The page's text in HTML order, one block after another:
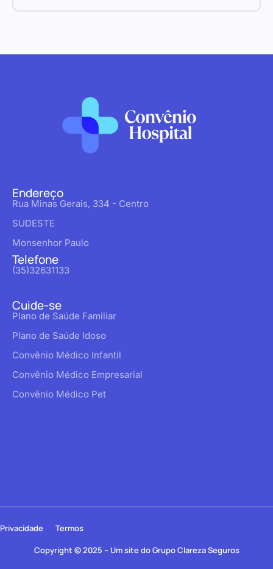
Endereço
Rua Minas Gerais, 334 - Centro
SUDESTE
Monsenhor Paulo
Telefone
(35)32631133
Cuide-se
Plano de Saúde Familiar
Plano de Saúde Idoso
Convênio Médico Infantil
Convênio Médico Empresarial
Convênio Médico Pet
Copyright © 2025 – Um site do Grupo Clareza Seguros
Privacidade Termos